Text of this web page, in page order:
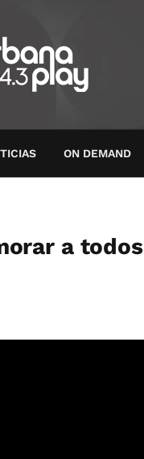
ON DEMAND
a todos